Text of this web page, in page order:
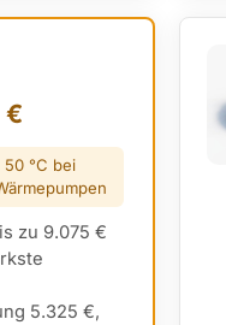
€
50 °C bei
zu 9.075 €
5.325 €,